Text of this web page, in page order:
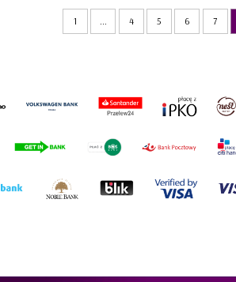
1 ... 4 5 6 7